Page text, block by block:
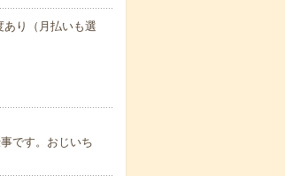
り（月払いも選
です。おじいち